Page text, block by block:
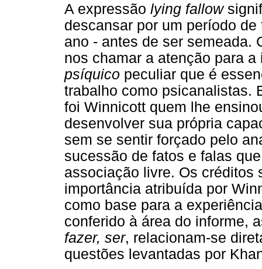
A expressão lying fallow
descansar por um período
ano - antes de ser semeada.
nos chamar a atenção para
psíquico peculiar que é
trabalho como psicanalistas.
foi Winnicott quem lhe
desenvolver sua própria
sem se sentir forçado pelo
sucessão de fatos e falas
associação livre. Os créditos
importância atribuída por
como base para a
conferido à área do informe,
fazer, ser, relacionam-se
questões levantadas por